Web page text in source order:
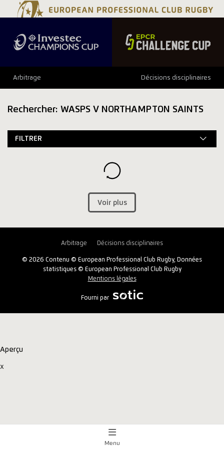
Arbitrage Décisions disciplinaires
Rechercher: WASPS V NORTHAMPTON SAINTS
FILTRER
Voir plus
Arbitrage Décisions disciplinaires
© 2026 Contenu © European Professional Club Rugby, Données
statistiques © European Professional Club Rugby
Mentions légales
Fourni par
Aperçu
x
Menu